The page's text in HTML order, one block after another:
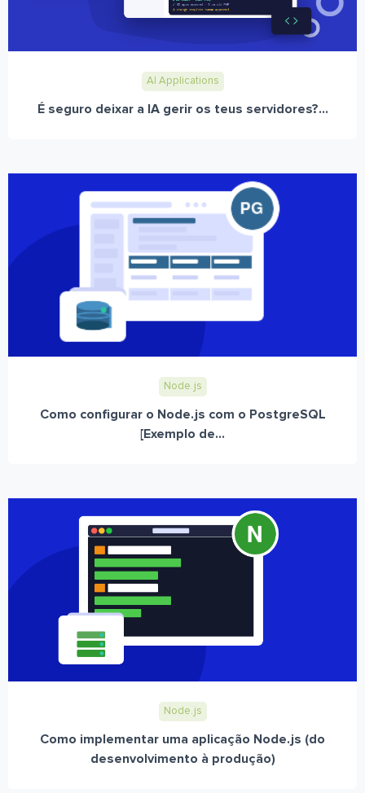
AI Applications
É seguro deixar a IA gerir os teus servidores?...
Node.js
Como configurar o Node.js com o PostgreSQL
[Exemplo de...
Node.js
Como implementar uma aplicação Node.js (do
desenvolvimento à produção)